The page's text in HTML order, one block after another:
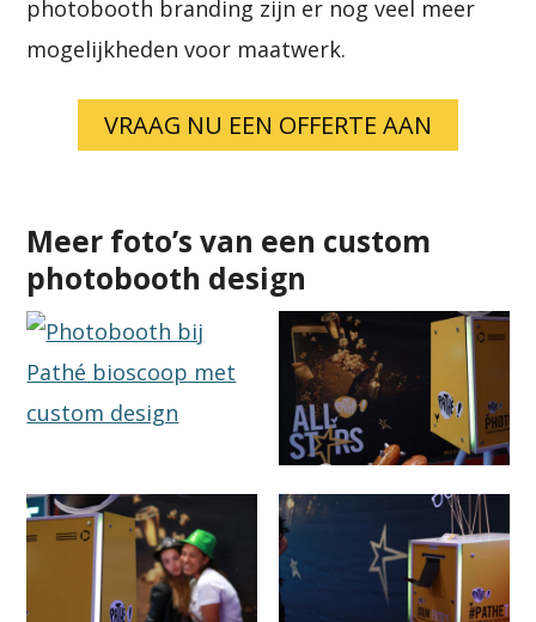
photobooth branding zijn er nog veel meer
mogelijkheden voor maatwerk.
VRAAG NU EEN OFFERTE AAN
Meer foto’s van een custom
photobooth design